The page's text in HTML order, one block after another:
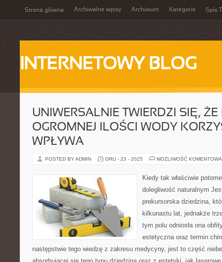
Strona główna Archiwalne wpisy Archiwum Kategorie Spis
INTERNETOWY BLOG
UNIWERSALNIE TWIERDZI SIĘ, ŻE
OGROMNEJ ILOŚCI WODY
WPŁYWA
POSTED BY ADMIN GRU - 23 - 2025 MOŻLIWOŚĆ
Kiedy tak właściwie
dolegliwość naturalnym
prekursorska dziedzina,
kilkunastu lat, jednakże
tym polu odniosła ona
estetyczna oraz termin
następstwie tego wiedzę z zakresu medycyny, jest to część